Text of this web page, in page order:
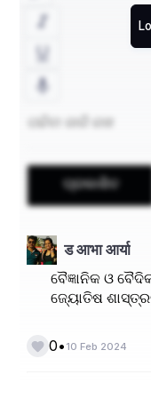
ଜ୍ୟୋତିଷ ପଢିବା
ଚନ୍ଦ୍ରଗ୍ରହଣ
- ସୂର୍ଯ୍ୟ, ଚନ୍ଦ୍ର
ମଧ୍ୟ ପୂର୍ବକୁ କାହିଁକି
- ଆମେ ପୃଥିବୀର
ଆମେ କେଉଁଠି ଅଛୁ
- ଯାତ୍ରା ସମୟରେ
ପ୍ରକାଶିତ
ड आभा आर्या
ବୈଜ୍ଞାନିକ ଓ
ଜ୍ୟୋତିଷ
0• 10 Feb 2024